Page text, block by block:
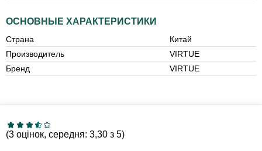
ОСНОВНЫЕ ХАРАКТЕРИСТИКИ
Страна
Китай
Производитель
VIRTUE
Бренд
VIRTUE
(3 оцінок, середня: 3,30 з 5)